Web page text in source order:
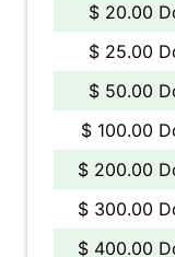
$ 20.00
$ 25.00
$ 50.00
$ 100.00
$ 200.00
$ 300.00
$ 400.00